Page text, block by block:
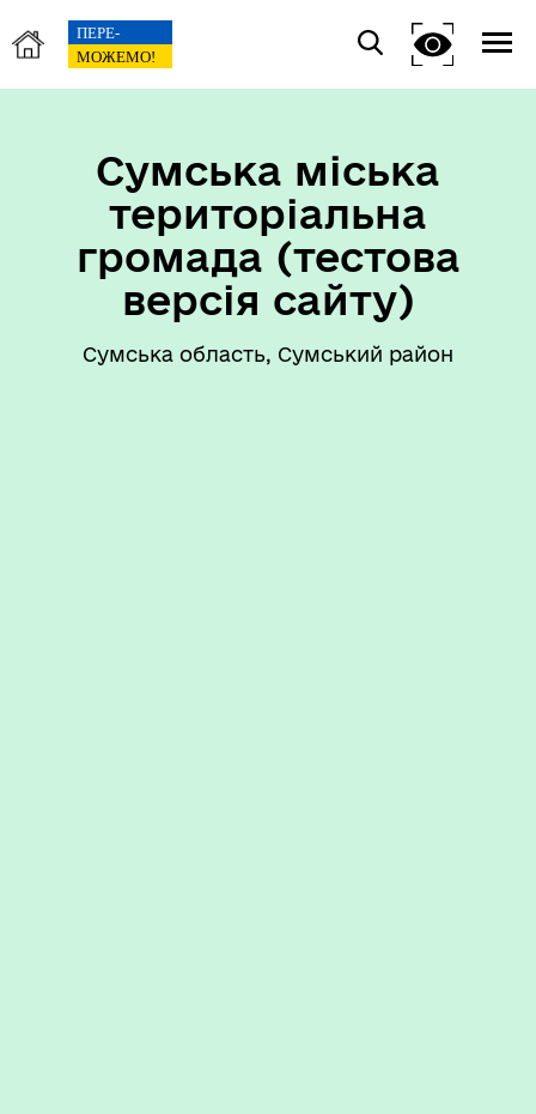
Сумська міська
територіальна
громада (тестова
версія сайту)
Сумська область, Сумський район